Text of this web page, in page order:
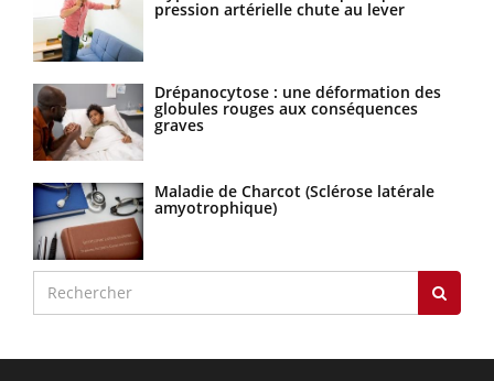
pression artérielle chute au lever
Drépanocytose : une déformation des
globules rouges aux conséquences
graves
Maladie de Charcot (Sclérose latérale
amyotrophique)